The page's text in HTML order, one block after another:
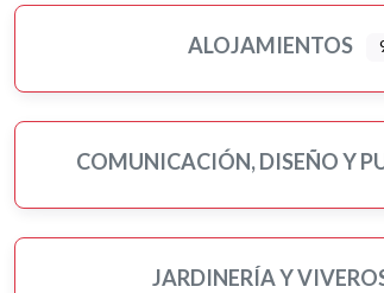
ALOJAMIENTOS
COMUNICACIÓN, DISEÑO Y
JARDINERÍA Y